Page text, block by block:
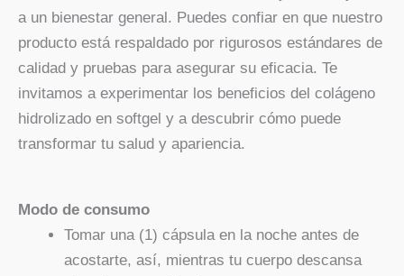
a un bienestar general. Puedes confiar en que nuestro
producto está respaldado por rigurosos estándares de
calidad y pruebas para asegurar su eficacia. Te
invitamos a experimentar los beneficios del colágeno
hidrolizado en softgel y a descubrir cómo puede
transformar tu salud y apariencia.
Modo de consumo
Tomar una (1) cápsula en la noche antes de
acostarte, así, mientras tu cuerpo descansa